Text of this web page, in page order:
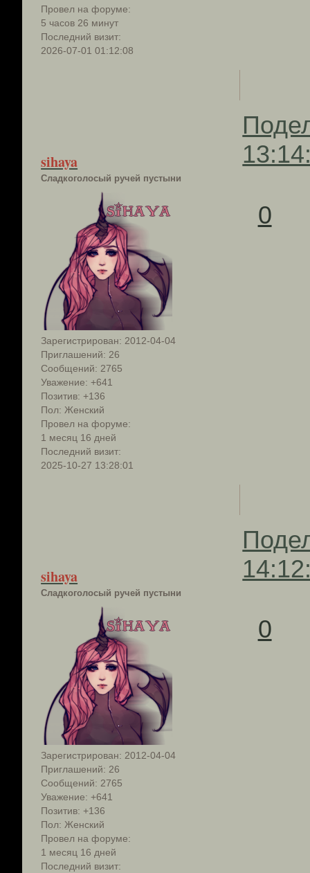
Провел на форуме:
5 часов 26 минут
Последний визит:
2026-07-01 01:12:08
sihaya
Сладкоголосый ручей пустыни
Зарегистрирован: 2012-04-04
Приглашений: 26
Сообщений: 2765
Уважение: +641
Позитив: +136
Пол: Женский
Провел на форуме:
1 месяц 16 дней
Последний визит:
2025-10-27 13:28:01
0
sihaya
Сладкоголосый ручей пустыни
Зарегистрирован: 2012-04-04
Приглашений: 26
Сообщений: 2765
Уважение: +641
Позитив: +136
Пол: Женский
Провел на форуме:
1 месяц 16 дней
Последний визит:
0